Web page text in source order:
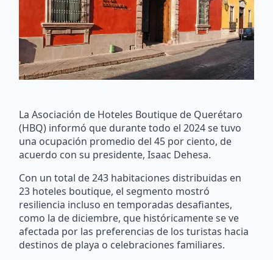
La Asociación de Hoteles Boutique de Querétaro
(HBQ) informó que durante todo el 2024 se tuvo
una ocupación promedio del 45 por ciento, de
acuerdo con su presidente, Isaac Dehesa.
Con un total de 243 habitaciones distribuidas en
23 hoteles boutique, el segmento mostró
resiliencia incluso en temporadas desafiantes,
como la de diciembre, que históricamente se ve
afectada por las preferencias de los turistas hacia
destinos de playa o celebraciones familiares.